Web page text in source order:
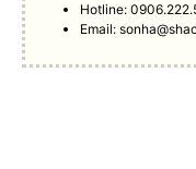
Hotline:
Email: